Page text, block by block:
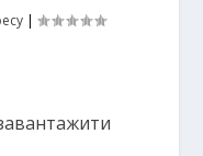
|